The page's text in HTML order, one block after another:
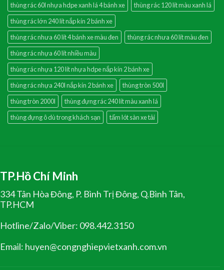
thùng rác 60l nhựa hdpe xanh lá 4 bánh xe
thùng rác 120 lít màu xanh lá
thùng rác lớn 240 lít nắp kín 2 bánh xe
thùng rác nhưa 60 lít 4 bánh xe màu đen
thùng rác nhưa 60 lít màu đen
thùng rác nhựa 60 lít nhiều màu
thùng rác nhựa 120 lít nhựa hdpe nắp kín 2 bánh xe
thùng rác nhựa 240l nắp kín 2 bánh xe
thùng tròn 500l
thùng tròn 2000l
thùng đựng rác 240 lít màu xanh lá
thùng đựng ô dù trong khách sạn
tấm lót sàn xe tải
TP.Hồ Chí Minh
334 Tân Hòa Đông, P. Bình Trị Đông, Q.Bình Tân,
TP.HCM
Hotline/Zalo/Viber: 098.442.3150
Email: huyen@congnghiepvietxanh.com.vn